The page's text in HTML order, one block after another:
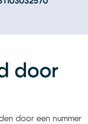
door
door een nummer